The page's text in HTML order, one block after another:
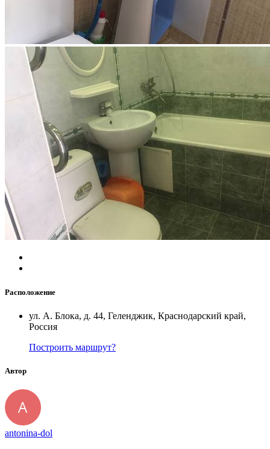
Расположение
ул. А. Блока, д. 44, Геленджик, Краснодарский край,
Россия
Построить маршрут?
Автор
antonina-dol